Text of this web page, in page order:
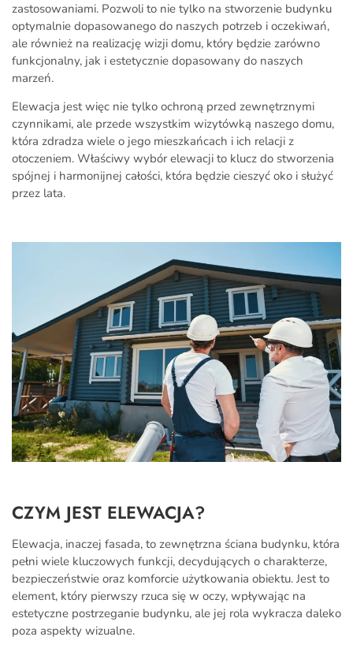
zastosowaniami. Pozwoli to nie tylko na stworzenie budynku
optymalnie dopasowanego do naszych potrzeb i oczekiwań,
ale również na realizację wizji domu, który będzie zarówno
funkcjonalny, jak i estetycznie dopasowany do naszych
marzeń.
Elewacja jest więc nie tylko ochroną przed zewnętrznymi
czynnikami, ale przede wszystkim wizytówką naszego domu,
która zdradza wiele o jego mieszkańcach i ich relacji z
otoczeniem. Właściwy wybór elewacji to klucz do stworzenia
spójnej i harmonijnej całości, która będzie cieszyć oko i służyć
przez lata.
CZYM JEST ELEWACJA?
Elewacja, inaczej fasada, to zewnętrzna ściana budynku, która
pełni wiele kluczowych funkcji, decydujących o charakterze,
bezpieczeństwie oraz komforcie użytkowania obiektu. Jest to
element, który pierwszy rzuca się w oczy, wpływając na
estetyczne postrzeganie budynku, ale jej rola wykracza daleko
poza aspekty wizualne.